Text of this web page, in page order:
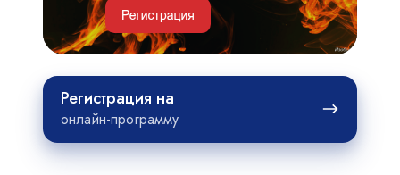
Регистрация на
онлайн-программу
Регистрация